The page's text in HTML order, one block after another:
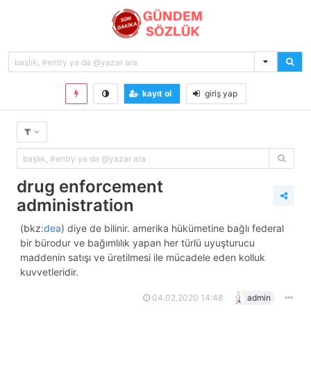
kayıt ol giriş yap
drug enforcement
administration
(bkz:dea) diye de bilinir. amerika hükümetine bağlı federal
bir bürodur ve bağımlılık yapan her türlü uyuşturucu
maddenin satışı ve üretilmesi ile mücadele eden kolluk
kuvvetleridir.
04.02.2020 14:48 admin